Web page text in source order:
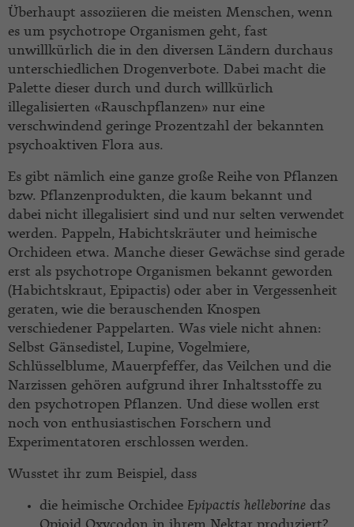
Überhaupt assoziieren die meisten Menschen, wenn
es um psychotrope Organismen geht, fast
unwillkürlich die in den diversen Ländern durchaus
unterschiedlichen Drogenverbote. Dabei macht die
Palette dieser durch und durch willkürlich
illegalisierten «Rauschpflanzen» nur eine
verschwindend geringe Prozentzahl der bekannten
psychoaktiven Flora aus.
Es gibt nämlich eine ganze große Reihe von Pflanzen
bzw. Pflanzenprodukten, die kaum bekannt und
dabei nicht illegalisiert sind und nur selten verwendet
werden. Pappeln, Habichtskräuter und heimische
Orchideen etwa. Manche dieser Gewächse sind gerade
erst als psychotrope Organismen bekannt geworden
(Habichtskraut, Epipactis) oder aber in Vergessenheit
geraten, wie die berauschenden Knospen
verschiedener Pappelarten. Was viele nicht ahnen:
Selbst Gänsedistel, Lupine, Vogelmiere,
Schlüsselblume, Mauerpfeffer, das Veilchen und die
Narzissen gehören aufgrund ihrer Inhaltsstoffe zu
den psychotropen Pflanzen. Und diese wollen erst
noch von enthusiastischen Forschern und
Experimentatoren erschlossen werden.
Wusstet ihr zum Beispiel, dass
die heimische Orchidee Epipactis helleborine das